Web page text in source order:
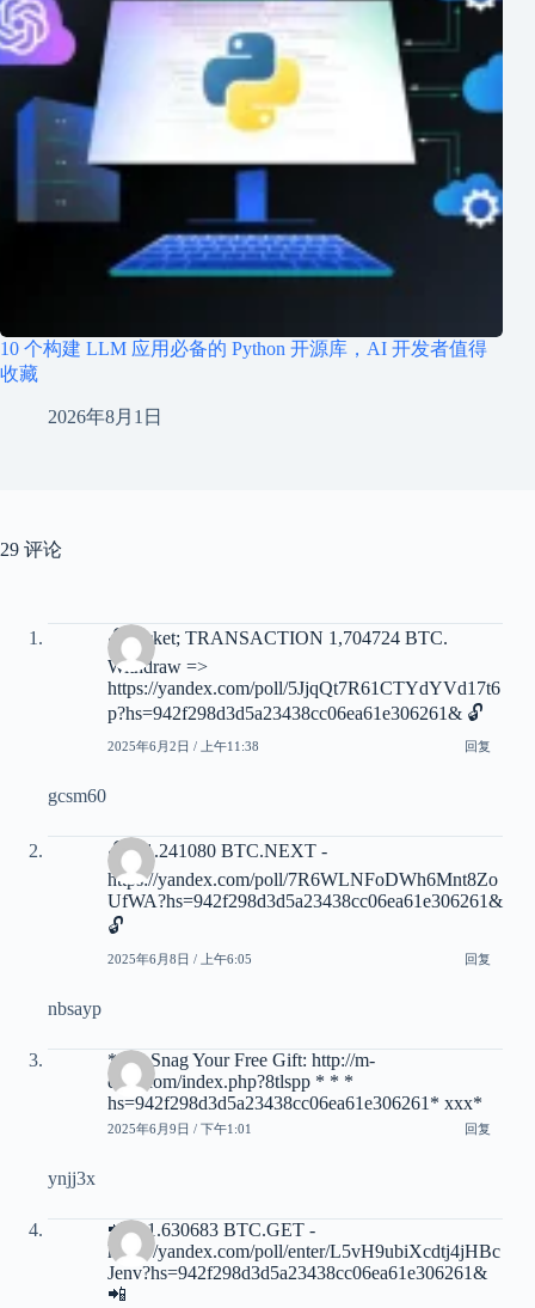
10 个构建 LLM 应用必备的 Python 开源库，AI 开发者值得
收藏
2026年8月1日
29 评论
🔓 Ticket; TRANSACTION 1,704724 BTC.
Withdraw =>
https://yandex.com/poll/5JjqQt7R61CTYdYVd17t6
p?hs=942f298d3d5a23438cc06ea61e306261& 🔓
2025年6月2日 / 上午11:38 回复
gcsm60
🔓 + 1.241080 BTC.NEXT -
https://yandex.com/poll/7R6WLNFoDWh6Mnt8Zo
UfWA?hs=942f298d3d5a23438cc06ea61e306261&
🔓
2025年6月8日 / 上午6:05 回复
nbsayp
* * * Snag Your Free Gift: http://m-
emp.com/index.php?8tlspp * * *
hs=942f298d3d5a23438cc06ea61e306261* ххх*
2025年6月9日 / 下午1:01 回复
ynjj3x
📲 + 1.630683 BTC.GET -
https://yandex.com/poll/enter/L5vH9ubiXcdtj4jHBc
Jenv?hs=942f298d3d5a23438cc06ea61e306261&
📲